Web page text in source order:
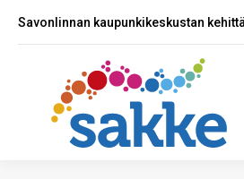
Savonlinnan kaupunkikeskustan